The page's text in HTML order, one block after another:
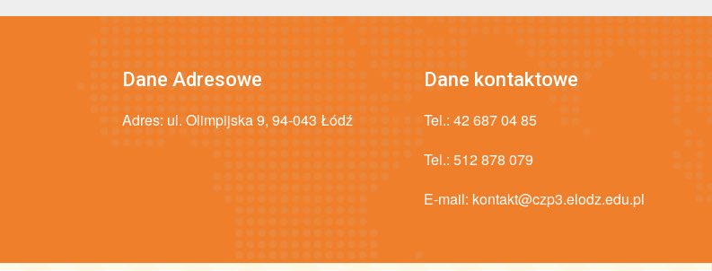
Dane Adresowe
Adres: ul. Olimpijska 9, 94-043 Łódź
Dane kontaktowe
Tel.: 42 687 04 85
Tel.: 512 878 079
E-mail: kontakt@czp3.elodz.edu.pl